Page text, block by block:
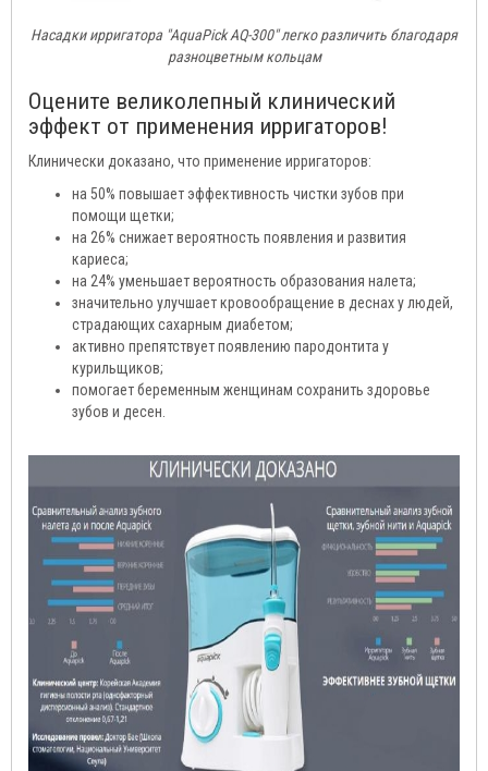
Насадки ирригатора "AquaPick AQ-300" легко различить благодаря
разноцветным кольцам
Оцените великолепный клинический
эффект от применения ирригаторов!
Клинически доказано, что применение ирригаторов:
на 50% повышает эффективность чистки зубов при
помощи щетки;
на 26% снижает вероятность появления и развития
кариеса;
на 24% уменьшает вероятность образования налета;
значительно улучшает кровообращение в деснах у людей,
страдающих сахарным диабетом;
активно препятствует появлению пародонтита у
курильщиков;
помогает беременным женщинам сохранить здоровье
зубов и десен.